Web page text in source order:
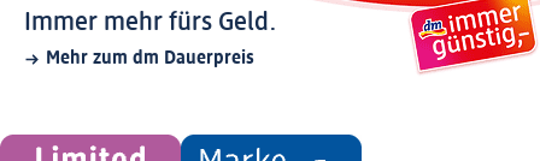
Immer mehr fürs Geld.
Mehr zum dm Dauerpreis